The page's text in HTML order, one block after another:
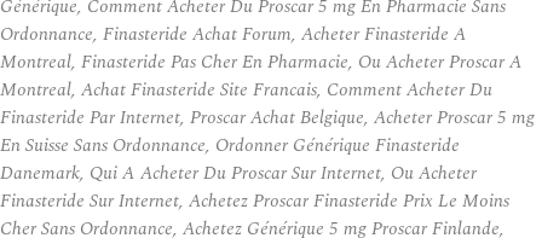
Générique, Comment Acheter Du Proscar 5 mg En Pharmacie Sans
Ordonnance, Finasteride Achat Forum, Acheter Finasteride A
Montreal, Finasteride Pas Cher En Pharmacie, Ou Acheter Proscar A
Montreal, Achat Finasteride Site Francais, Comment Acheter Du
Finasteride Par Internet, Proscar Achat Belgique, Acheter Proscar 5 mg
En Suisse Sans Ordonnance, Ordonner Générique Finasteride
Danemark, Qui A Acheter Du Proscar Sur Internet, Ou Acheter
Finasteride Sur Internet, Achetez Proscar Finasteride Prix Le Moins
Cher Sans Ordonnance, Achetez Générique 5 mg Proscar Finlande,